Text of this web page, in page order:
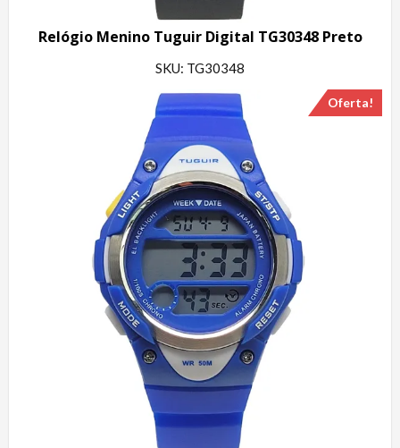
Relógio Menino Tuguir Digital TG30348 Preto
SKU: TG30348
Oferta!